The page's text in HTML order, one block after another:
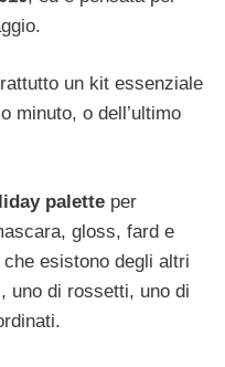
un kit essenziale
minuto, o dell’ultimo
palette per
gloss, fard e
esistono degli altri
uno di rossetti, uno di